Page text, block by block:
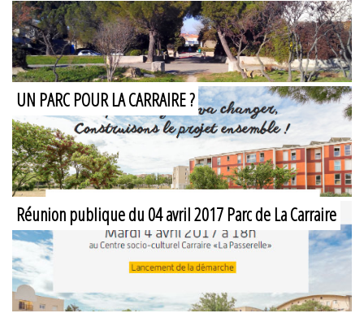
UN PARC POUR LA CARRAIRE ?
Réunion publique du 04 avril 2017 Parc de La Carraire